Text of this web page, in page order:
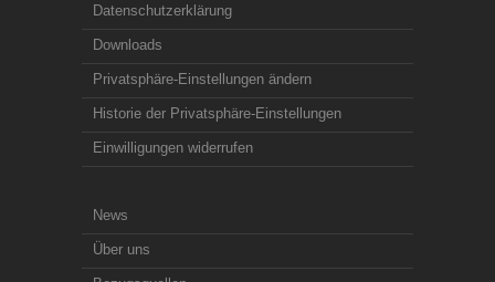
Datenschutzerklärung
Downloads
Privatsphäre-Einstellungen ändern
Historie der Privatsphäre-Einstellungen
Einwilligungen widerrufen
News
Über uns